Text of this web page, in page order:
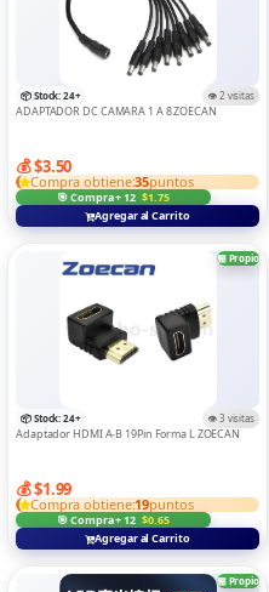
📦 Stock: 24+ 👁️ 2 visitas
ADAPTADOR DC CAMARA 1 A 8.ZOECAN
💰 $3.50
Compra obtiene:35puntos
🎯 Compra + 12 $1.75
Agregar al Carrito
🏪 Propio
📦 Stock: 24+ 👁️ 3 visitas
Adaptador HDMI A-B 19Pin Forma L ZOECAN
💰 $1.99
Compra obtiene:19puntos
🎯 Compra + 12 $0.65
Agregar al Carrito
🏪 Propio